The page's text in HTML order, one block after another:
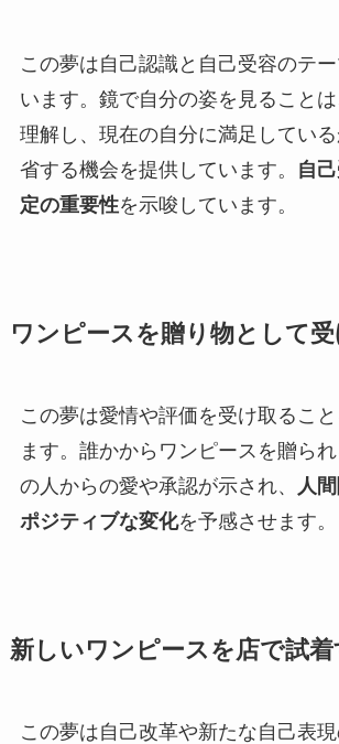
この夢は自己認識と自己受容のテ
います。鏡で自分の姿を見ること
理解し、現在の自分に満足してい
省する機会を提供しています。
自
定の重要性を示唆しています。
ワンピースを贈り物として
この夢は愛情や評価を受け取るこ
ます。誰かからワンピースを贈ら
の人からの愛や承認が示され、
人
ポジティブな変化を予感させます。
新しいワンピースを店で試
この夢は自己改革や新たな自己表